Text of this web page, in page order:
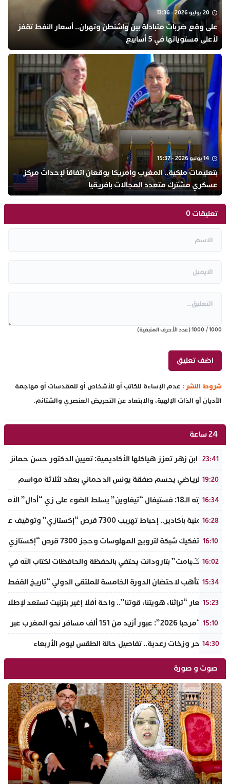
20 يوليو 2026 - 13:36
على وقع ضربات متبادلة بين واشنطن وتهران.. أسعار النفط تقفز
لأعلى مستوياتها في 5 أسابيع
14 يوليو 2026 - 15:37
بتعليمات ملكية.. المغرب وأمريكا يوقعان اتفاقاً لإحداث مركز
عسكري مشترك متعدد المجالات بإفريقيا
تعليقات 0
1000
/
1000(عدد الأحرف المتبقية)
شروط النشر : عدم الإساءة للكاتب أو للأشخاص أو للمقدسات أو مهاجمة
الأديان أو الذات الإلهية، والابتعاد عن التحريض العنصري والشتائم.
24 ساعة
23:41
جامعة ابن زهر تعزز هياكلها الأكاديمية: تعيين الدكتور حسن حمائز
19:20
الرجاء الرياضي يحسم صفقة يونس الدحماني بعقد لثلاثة مواسم
16:34
في دورته الـ18: فستيفال “تيفاوين” يسلط الضوء على زي “أدال” الأمازيغي ويكرم رائدات التطريز والتصميم بالـأطلس الصغير
16:28
ضربة أمنية بأكادير.. إحباط تهريب 7300 قرص “إكستازي” وتوقيف عنصرين من ذوي السوابق
16:10
أكادير: تفكيك شبكة لترويج المهلوسات وحجز 7300 قرص “إكستازي” بين يت ملول والدشيرة
16:02
دوار “تݣيامت” بتارودانت يحتفي بالحفظة والحافظات لكتاب الله في
15:34
أكادير تتأهب لاحتضان الدورة الخامسة للملتقى الدولي “تاريخ
15:23
تحت شعار “تراثنا، هويتنا، قوتنا”.. واحة أفلا إغير بتزنيت تستعد
15:10
عملية “مرحبا 2026”: عبور أزيد من 151 ألف مسافر نحو المغرب عبر مينائي الجزيرة الخضراء وطريفة خلال 4 أيام
14:30
موجة حر وزخات رعدية.. تفاصيل حالة الطقس ليوم الأربعاء
صوت و صورة